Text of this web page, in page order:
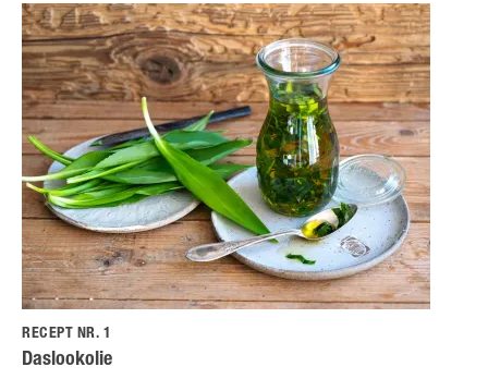
RECEPT NR. 1
Daslookolie